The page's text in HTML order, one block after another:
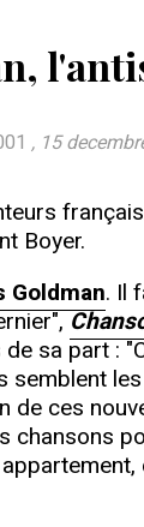
, 15
Boyer.
Goldman. Il
sa part :
de ces